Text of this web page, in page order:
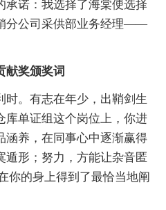
承诺：我选择了海棠便选择
分公司采供部业务经理——
献奖颁奖词
时。有志在年少，出鞘剑生
库单证组这个岗位上，你进
涵养，在同事心中逐渐赢得
遁形；努力，方能让杂音匿
你的身上得到了最恰当地阐